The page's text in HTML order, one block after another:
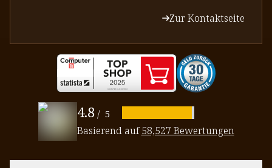
Zur Kontaktseite
4.8 / 5
Basierend auf58,527 Bewertungen